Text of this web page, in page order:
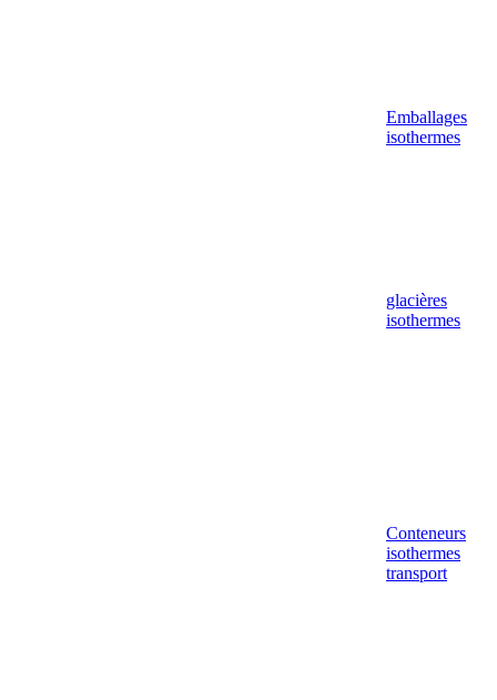
Emballages
isothermes
glacières
isothermes
Conteneurs
isothermes
transport